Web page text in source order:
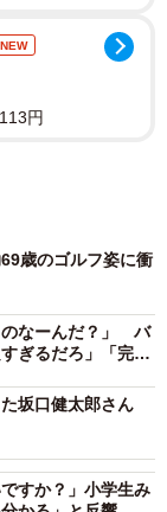
NEW
円
歳のゴルフ姿に衝
のなーんだ？」 バ
ぎるだろ」「完璧
坂口健太郎さん
すか？」小学生み